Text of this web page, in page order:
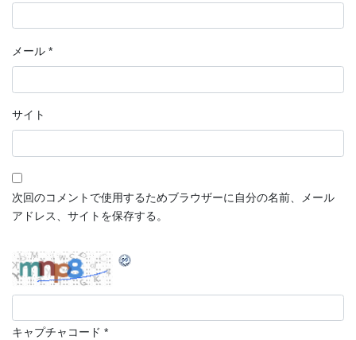
メール *
サイト
次回のコメントで使用するためブラウザーに自分の名前、メール
アドレス、サイトを保存する。
キャプチャコード *